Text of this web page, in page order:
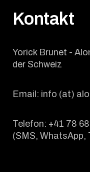
Kontakt
Yorick Brunet -
der Schweiz
Email: info (at)
Telefon: +41 78
(SMS, WhatsApp,